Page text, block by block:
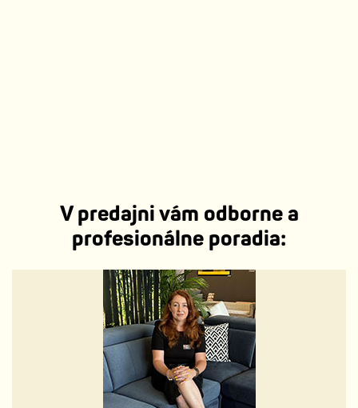
V predajni vám odborne a
profesionálne poradia: